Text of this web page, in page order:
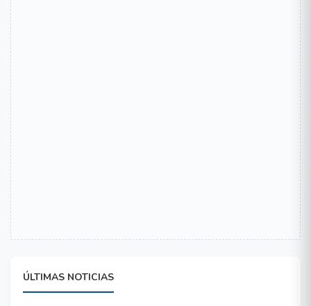
ÚLTIMAS NOTICIAS